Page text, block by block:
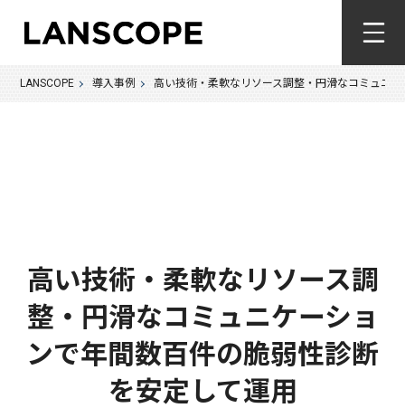
高い技術・柔軟なリソース調
整・円滑なコミュニケーショ
ンで年間数百件の脆弱性診断
を安定して運用
LANSCOPE 導入事例 高い技術・柔軟なリソース調整・円滑なコミュニ